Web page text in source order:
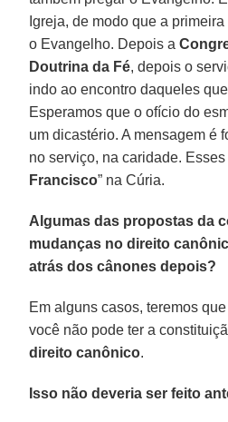
Igreja, de modo que a
o Evangelho. Depois a
Doutrina da Fé, depois o
indo ao encontro daqueles
Esperamos que o ofício do
um dicastério. A mensagem é
no serviço, na caridade. Esses
Francisco” na Cúria.
Algumas das propostas da
mudanças no direito
atrás dos cânones depois?
Em alguns casos, teremos
você não pode ter a
direito canônico.
Isso não deveria ser feito